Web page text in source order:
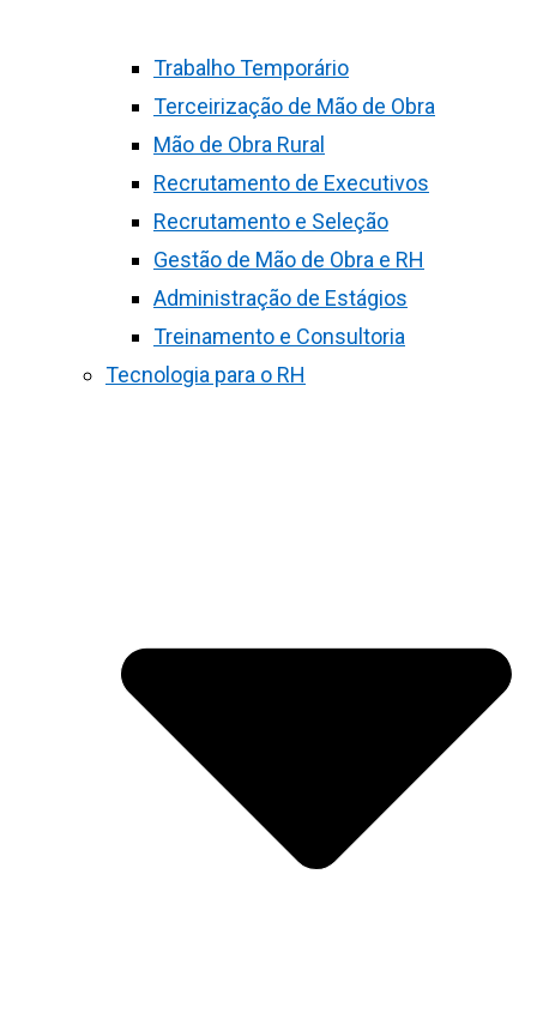
Trabalho Temporário
Terceirização de Mão de Obra
Mão de Obra Rural
Recrutamento de Executivos
Recrutamento e Seleção
Gestão de Mão de Obra e RH
Administração de Estágios
Treinamento e Consultoria
Tecnologia para o RH